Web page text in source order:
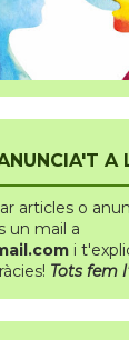
A
articles o
un mail a
i
Tots fem